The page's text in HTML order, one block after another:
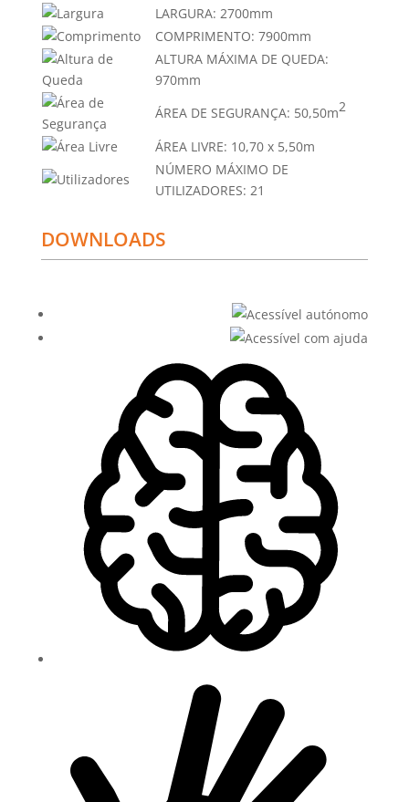
LARGURA: 2700mm
COMPRIMENTO: 7900mm
ALTURA MÁXIMA DE QUEDA:
970mm
ÁREA DE SEGURANÇA: 50,50m2
ÁREA LIVRE: 10,70 x 5,50m
NÚMERO MÁXIMO DE
UTILIZADORES: 21
DOWNLOADS